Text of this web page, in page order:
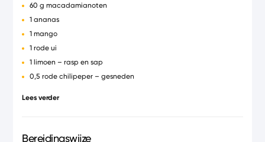
60 g macadamianoten
1 ananas
1 mango
1 rode ui
1 limoen – rasp en sap
0,5 rode chilipeper – gesneden
Lees verder
Bereidingswijze